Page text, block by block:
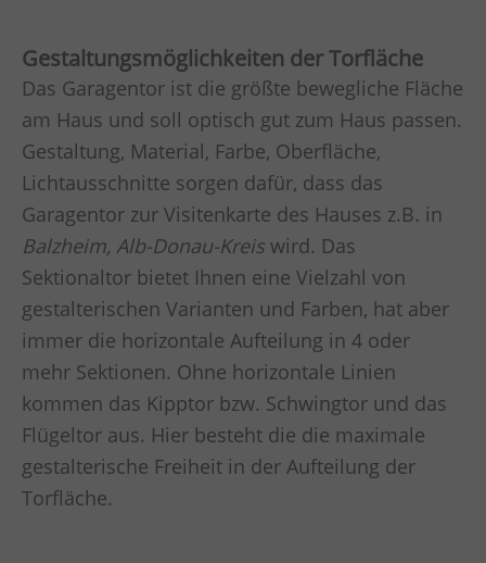
Gestaltungsmöglichkeiten der Torfläche
Das Garagentor ist die größte bewegliche Fläche
am Haus und soll optisch gut zum Haus passen.
Gestaltung, Material, Farbe, Oberfläche,
Lichtausschnitte sorgen dafür, dass das
Garagentor zur Visitenkarte des Hauses z.B. in
Balzheim, Alb-Donau-Kreis wird. Das
Sektionaltor bietet Ihnen eine Vielzahl von
gestalterischen Varianten und Farben, hat aber
immer die horizontale Aufteilung in 4 oder
mehr Sektionen. Ohne horizontale Linien
kommen das Kipptor bzw. Schwingtor und das
Flügeltor aus. Hier besteht die die maximale
gestalterische Freiheit in der Aufteilung der
Torfläche.